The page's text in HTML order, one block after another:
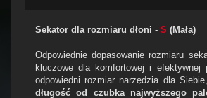
Sekator dla rozmiaru dłoni - S (Mała)
Odpowiednie dopasowanie rozmiaru
kluczowe dla komfortowej i efektywnej
odpowiedni rozmiar narzędzia dla
długość od czubka najwyższego